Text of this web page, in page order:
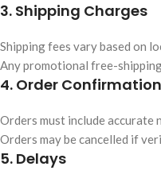
3. Shipping Charges
Shipping fees vary based on
Any promotional free-
4. Order Confirmation
Orders must include accurate
Orders may be cancelled if
5. Delays